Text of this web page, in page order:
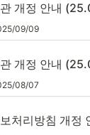
개정 안내
09/09
개정 안내
08/07
처리방침 개정